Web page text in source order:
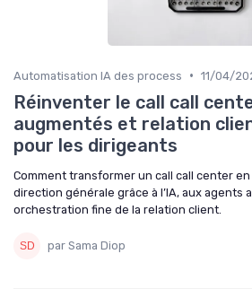
Automatisation IA des process • 11/04/
Réinventer le call call
augmentés et relation
pour les dirigeants
Comment transformer un call call center
direction générale grâce à l’IA, aux agents
orchestration fine de la relation client.
par Sama Diop